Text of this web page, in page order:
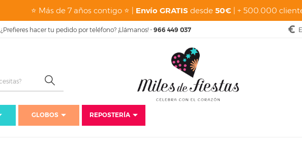
⭐ Más de 7 años contigo ⭐ | Envío GRATIS desde 50€ | + 500.000
¿Prefieres hacer tu pedido por teléfono? ¡Llámanos! - 966 449 037
GLOBOS
REPOSTERÍA
Inicio
Disfraces Carnaval Disfraces para niños